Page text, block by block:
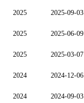
2025 2025-09-03
2025 2025-06-09
2025 2025-03-07
2024 2024-12-06
2024 2024-09-03